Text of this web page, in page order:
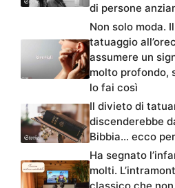
di persone
Non solo moda. Il
tatuaggio
assumere un
molto profondo,
lo fai così
Il divieto di
discenderebbe
Bibbia… ecco
Ha segnato
molti.